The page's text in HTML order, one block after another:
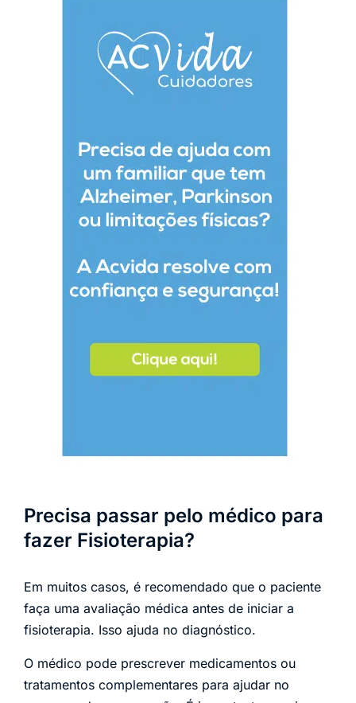
Precisa passar pelo médico para
fazer Fisioterapia?
Em muitos casos, é recomendado que o paciente
faça uma avaliação médica antes de iniciar a
fisioterapia. Isso ajuda no diagnóstico.
O médico pode prescrever medicamentos ou
tratamentos complementares para ajudar no